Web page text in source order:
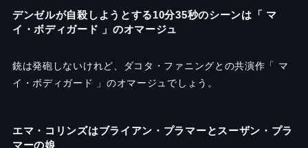
デンゼルが自殺しようとする10分35秒のシーンは「 マ
イ・ボディガード 」のオマージュ
銃は発砲しないけれど、ダコタ・ファニングとの共演作「 マ
イ・ボディガード 」のオマージュでしょう。
エマ・コリンズはブライアン・プラマーとスーザン・プラ
マーの娘